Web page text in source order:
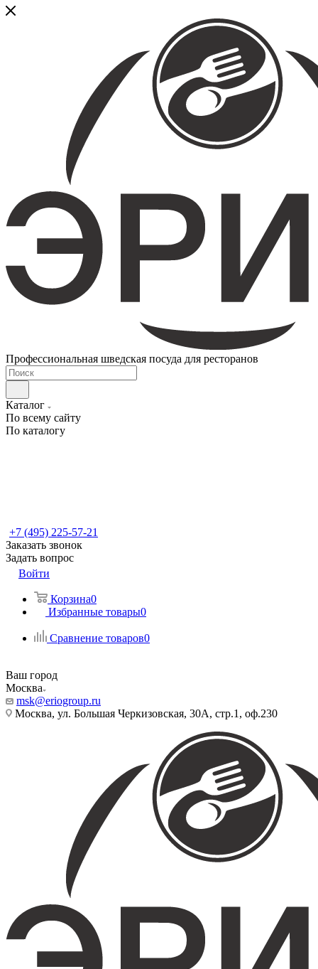
Профессиональная шведская посуда для ресторанов
Каталог
По всему сайту
По каталогу
+7 (495) 225-57-21
Заказать звонок
Задать вопрос
Войти
Корзина0
Избранные товары0
Сравнение товаров0
Ваш город
Москва
msk@eriogroup.ru
Москва, ул. Большая Черкизовская, 30А, стр.1, оф.230